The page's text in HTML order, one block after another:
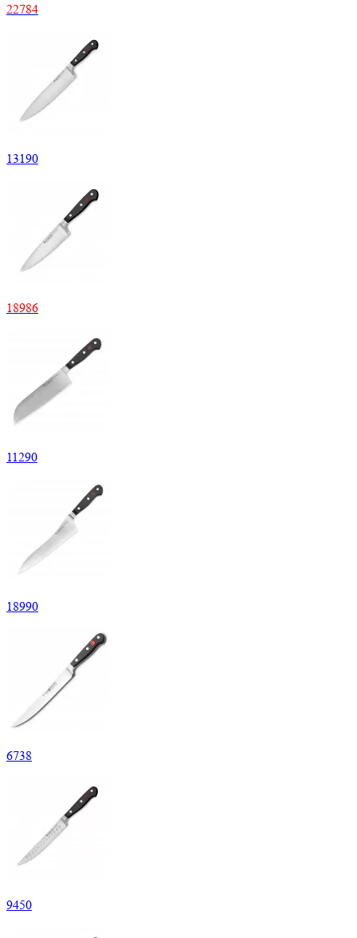
22784
13190
18986
11290
18990
6738
9450